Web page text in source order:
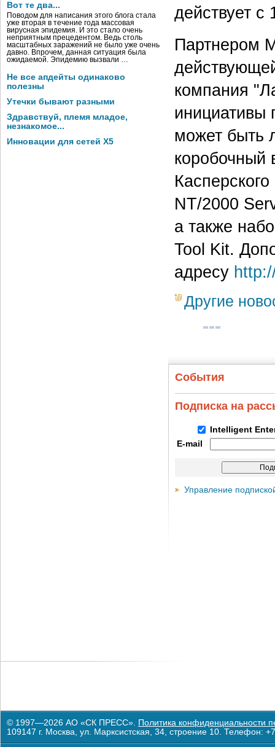
Вот те два...
Поводом для написания этого блога стала
уже вторая в течение года массовая
вирусная эпидемия. И это стало очень
неприятным прецедентом. Ведь столь
масштабных заражений не было уже очень
давно. Впрочем, данная ситуация была
ожидаемой. Эпидемию вызвали …
Не все апдейты одинаково
полезны
Утечки бывают разными
Здравствуй, племя младое,
незнакомое...
Инновации для сетей X5
действует
Партнером
компания
инициативы
может быть
коробочный
NT/2000
а также
Tool Kit.
адресу
Другие
События
Подписка на
Intelligent
E-mail
Управление
© 1997—2026 АО «СК ПРЕСС». Политика конфиденциальности
109147 г. Москва, ул. Марксистская, 34, строение 10. Телефон: